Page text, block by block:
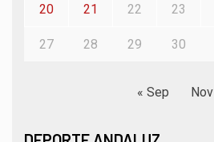
20 21 22 23
27 28 29 30
« Sep